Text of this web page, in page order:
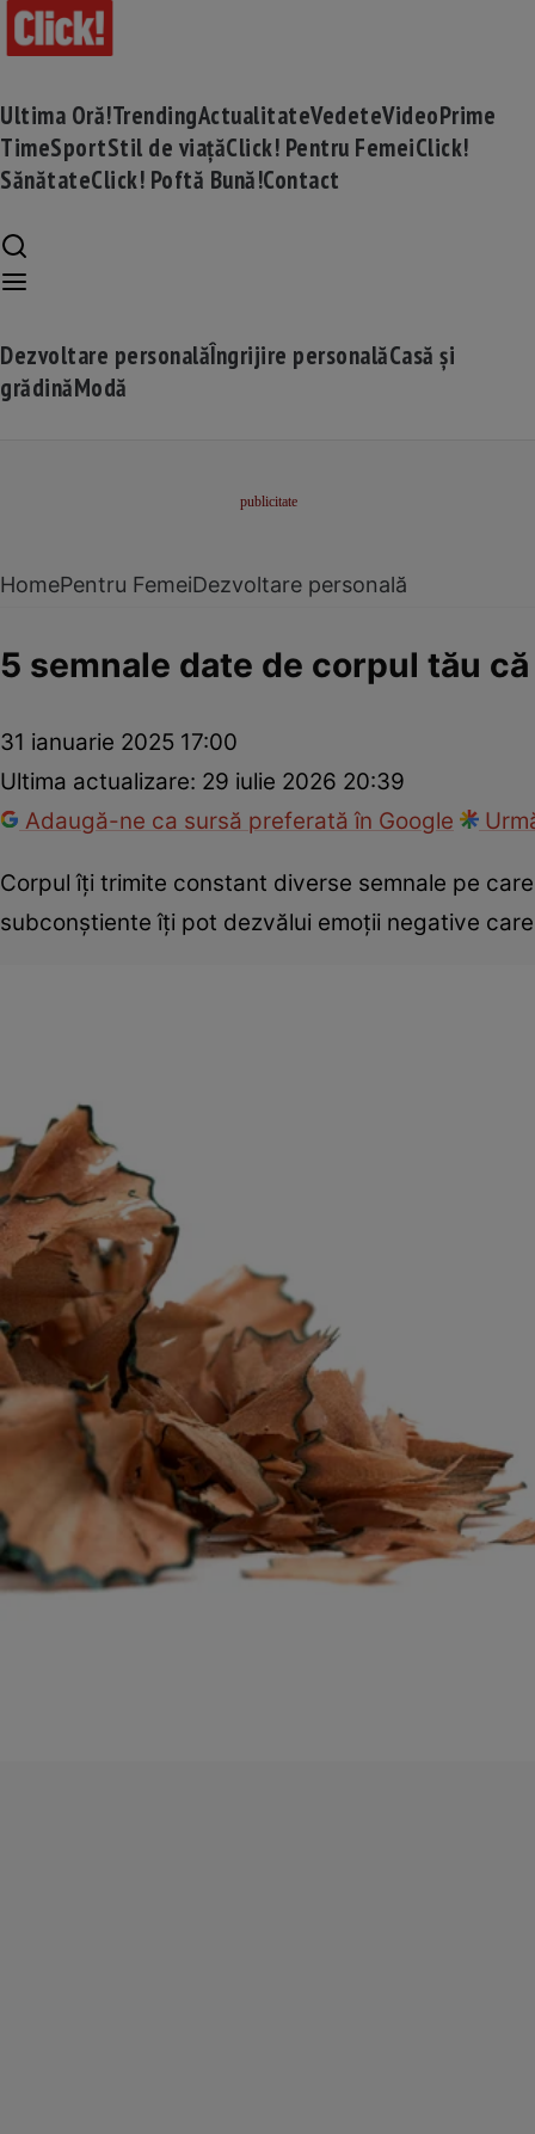
Ultima Oră!TrendingActualitateVedeteVideoPrime
TimeSportStil de viațăClick! Pentru FemeiClick!
SănătateClick! Poftă Bună!Contact
Dezvoltare personalăÎngrijire personalăCasă și
grădinăModă
HomePentru FemeiDezvoltare personală
5 semnale date de corpul tău
31 ianuarie 2025 17:00
Ultima actualizare: 29 iulie 2026 20:39
Adaugă-ne ca sursă preferată în Google
Corpul îţi trimite constant diverse semnale pe
subconștiente îţi pot dezvălui emoții negative